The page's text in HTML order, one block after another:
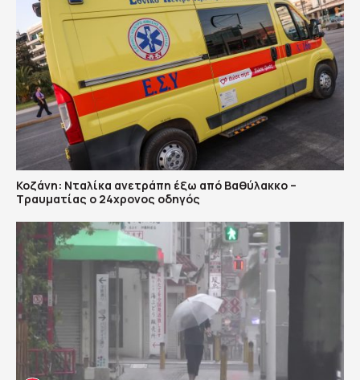
Κοζάνη: Νταλίκα ανετράπη έξω από Βαθύλακκο –
Τραυματίας ο 24χρονος οδηγός